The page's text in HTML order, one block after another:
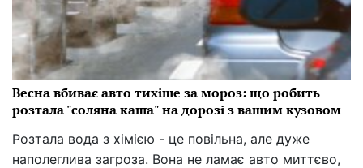
Весна вбиває авто тихіше за мороз: що робить
розтала "соляна каша" на дорозі з вашим кузовом
Розтала вода з хімією - це повільна, але дуже
наполеглива загроза. Вона не ламає авто миттєво,